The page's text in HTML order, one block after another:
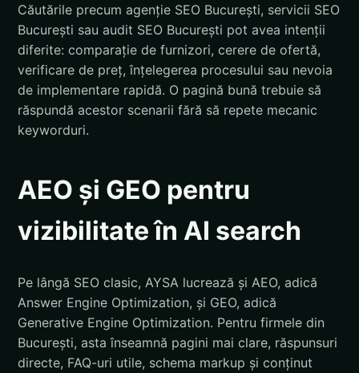
Căutările precum agenție SEO București, servicii SEO
București sau audit SEO București pot avea intenții
diferite: comparație de furnizori, cerere de ofertă,
verificare de preț, înțelegerea procesului sau nevoia
de implementare rapidă. O pagină bună trebuie să
răspundă acestor scenarii fără să repete mecanic
keyworduri.
AEO și GEO pentru
vizibilitate în AI search
Pe lângă SEO clasic, AYSA lucrează și AEO, adică
Answer Engine Optimization, și GEO, adică
Generative Engine Optimization. Pentru firmele din
București, asta înseamnă pagini mai clare, răspunsuri
directe, FAQ-uri utile, schema markup și conținut